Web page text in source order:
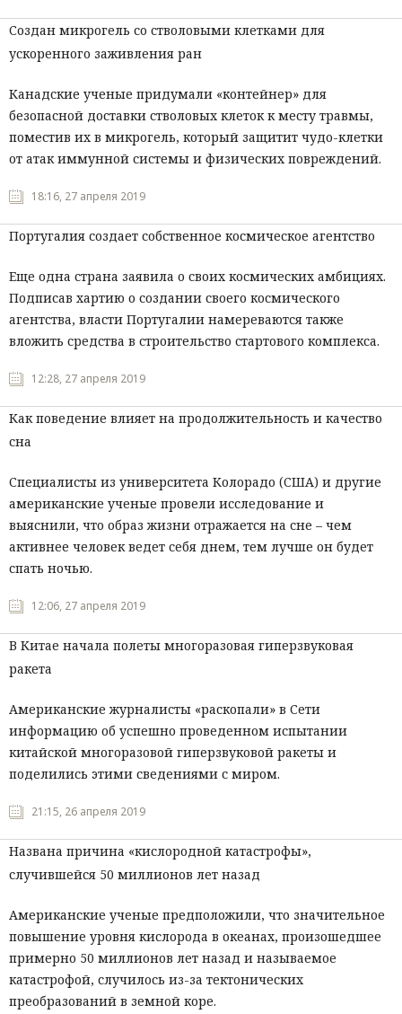
Создан микрогель со стволовыми клетками для
ускоренного заживления ран
Канадские ученые придумали «контейнер» для
безопасной доставки стволовых клеток к месту травмы,
поместив их в микрогель, который защитит чудо-клетки
от атак иммунной системы и физических повреждений.
18:16, 27 апреля 2019
Португалия создает собственное космическое агентство
Еще одна страна заявила о своих космических амбициях.
Подписав хартию о создании своего космического
агентства, власти Португалии намереваются также
вложить средства в строительство стартового комплекса.
12:28, 27 апреля 2019
Как поведение влияет на продолжительность и качество
сна
Специалисты из университета Колорадо (США) и другие
американские ученые провели исследование и
выяснили, что образ жизни отражается на сне – чем
активнее человек ведет себя днем, тем лучше он будет
спать ночью.
12:06, 27 апреля 2019
В Китае начала полеты многоразовая гиперзвуковая
ракета
Американские журналисты «раскопали» в Сети
информацию об успешно проведенном испытании
китайской многоразовой гиперзвуковой ракеты и
поделились этими сведениями с миром.
21:15, 26 апреля 2019
Названа причина «кислородной катастрофы»,
случившейся 50 миллионов лет назад
Американские ученые предположили, что значительное
повышение уровня кислорода в океанах, произошедшее
примерно 50 миллионов лет назад и называемое
катастрофой, случилось из-за тектонических
преобразований в земной коре.